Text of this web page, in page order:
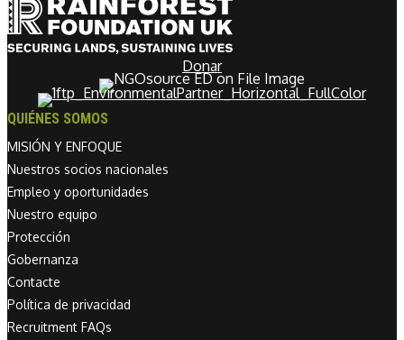
Donar
QUIÉNES SOMOS
MISIÓN Y ENFOQUE
Nuestros socios nacionales
Empleo y oportunidades
Nuestro equipo
Protección
Gobernanza
Contacte
Política de privacidad
Recruitment FAQs